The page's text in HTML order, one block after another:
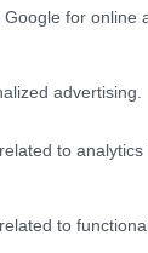
for online
advertising.
to analytics
to
és